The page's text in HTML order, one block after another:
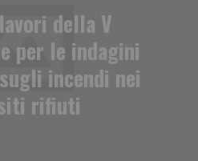
della V
per le indagini
incendi nei
rifiuti